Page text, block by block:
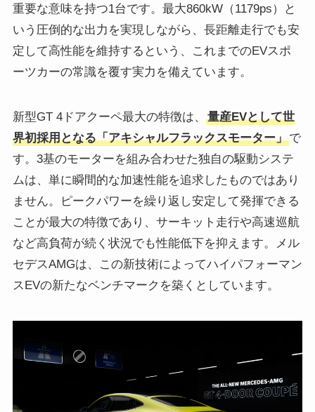
重要な意味を持つ1台です。最大860kW（1179ps）と
いう圧倒的な出力を実現しながら、長距離走行でも安
定して高性能を維持するという、これまでのEVスポ
ーツカーの常識を覆す実力を備えています。
新型GT 4ドアクーペ最大の特徴は、
量産EVとして世
界初採用となる「アキシャルフラックスモーター」で
す。3基のモーターを組み合わせた独自の駆動システ
ムは、単に瞬間的な加速性能を追求したものではあり
ません。ピークパワーを繰り返し安定して発揮できる
ことが最大の特徴であり、サーキット走行や高速巡航
など高負荷が続く状況でも性能低下を抑えます。メル
セデスAMGは、この新技術によってハイパフォーマン
スEVの新たなベンチマークを築くとしています。